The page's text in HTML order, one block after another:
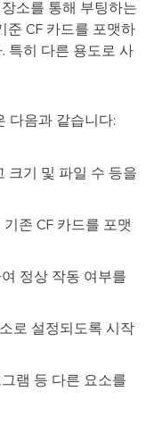
소를 통해 부팅하는
준 CF 카드를 포맷하
특히 다른 용도로 사
다음과 같습니다:
크기 및 파일 수 등을
존 CF 카드를 포맷
정상 작동 여부를
로 설정되도록 시작
램 등 다른 요소를